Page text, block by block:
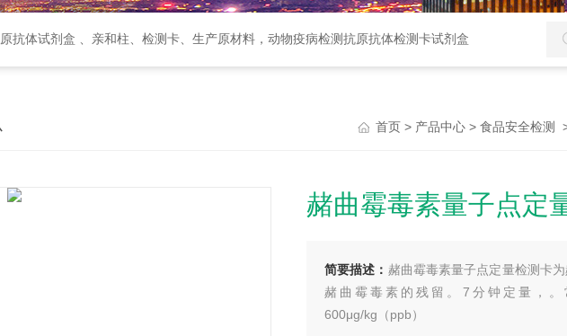
抗体试剂盒 、亲和柱、检测卡、生产原材料，动物疫病检测抗原抗体检测卡试剂盒
首页 > 产品中心 > 食品安全检测
赭曲霉毒素量子点定
简要描述： 赭曲霉毒素量子点定量检测卡
赭曲霉毒素的残留。7分钟定量，
600μg/kg（ppb）